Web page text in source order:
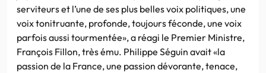
serviteurs et l’une de ses plus belles voix politiques, une
voix tonitruante, profonde, toujours féconde, une voix
parfois aussi tourmentée», a réagi le Premier Ministre,
François Fillon, très ému. Philippe Séguin avait «la
passion de la France, une passion dévorante, tenace,